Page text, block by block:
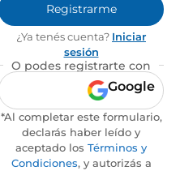
Registrarme
¿Ya tenés cuenta? Iniciar
sesión
O podes registrarte con
Google
*Al completar este formulario,
declarás haber leído y
aceptado los Términos y
Condiciones, y autorizás a